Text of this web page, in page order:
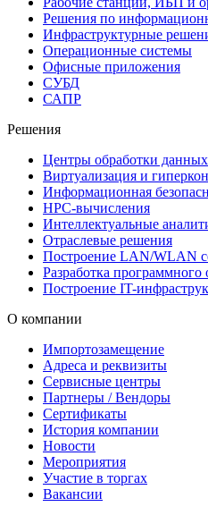
Решения по
Инфраструктурные
Операционные системы
Офисные приложения
СУБД
САПР
Решения
Центры обработки
Виртуализация и
Информационная
HPC-вычисления
Интеллектуальные
Отраслевые решения
Построение LAN/WLAN
Разработка программного
Построение IT-
О компании
Импортозамещение
Адреса и реквизиты
Сервисные центры
Партнеры / Вендоры
Сертификаты
История компании
Новости
Мероприятия
Участие в торгах
Вакансии